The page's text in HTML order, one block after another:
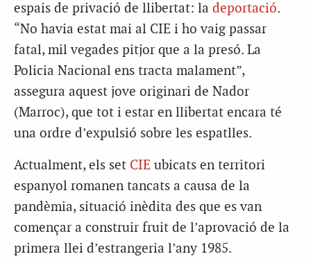
espais de privació de llibertat: la deportació.
“No havia estat mai al CIE i ho vaig passar
fatal, mil vegades pitjor que a la presó. La
Policia Nacional ens tracta malament”,
assegura aquest jove originari de Nador
(Marroc), que tot i estar en llibertat encara té
una ordre d’expulsió sobre les espatlles.
Actualment, els set CIE ubicats en territori
espanyol romanen tancats a causa de la
pandèmia, situació inèdita des que es van
començar a construir fruit de l’aprovació de la
primera llei d’estrangeria l’any 1985.